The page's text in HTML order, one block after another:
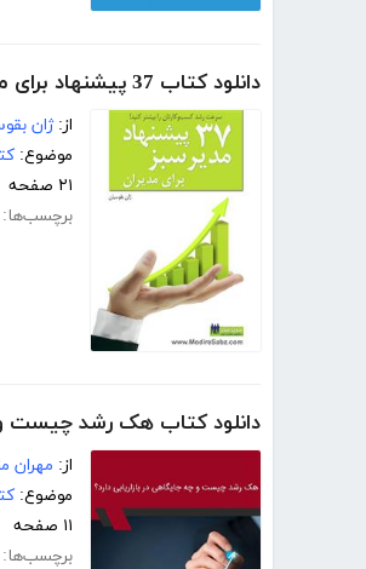
دانلود کتاب 37 پیشنهاد برای مدیران
از:ژان
موضوع:
۲۱ صفحه
برچسب‌ها:
دانلود کتاب هک رشد چیست و
از: مهران
موضوع:
۱۱ صفحه
برچسب‌ها: